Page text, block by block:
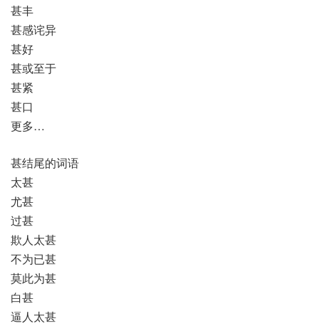
甚丰
甚感诧异
甚好
甚或至于
甚紧
甚口
更多…
甚结尾的词语
太甚
尤甚
过甚
欺人太甚
不为已甚
莫此为甚
白甚
逼人太甚